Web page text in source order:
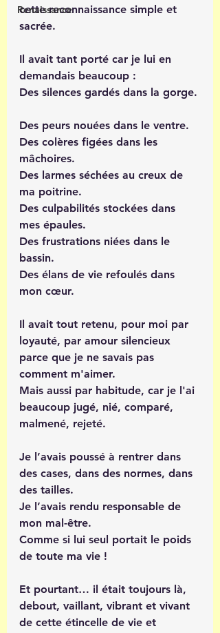
Renaissance
cette reconnaissance simple et
sacrée.
Il avait tant porté car je lui en
demandais beaucoup :
Des silences gardés dans la gorge.
Des peurs nouées dans le ventre.
Des colères figées dans les
mâchoires.
Des larmes séchées au creux de
ma poitrine.
Des culpabilités stockées dans
mes épaules.
Des frustrations niées dans le
bassin.
Des élans de vie refoulés dans
mon cœur.
Il avait tout retenu, pour moi par
loyauté, par amour silencieux
parce que je ne savais pas
comment m'aimer.
Mais aussi par habitude, car je l'ai
beaucoup jugé, nié, comparé,
malmené, rejeté.
Je l’avais poussé à rentrer dans
des cases, dans des normes, dans
des tailles.
Je l’avais rendu responsable de
mon mal-être.
Comme si lui seul portait le poids
de toute ma vie !
Et pourtant… il était toujours là,
debout, vaillant, vibrant et vivant
de cette étincelle de vie et